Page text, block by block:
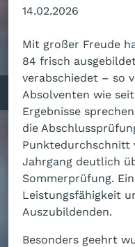
14.02.2026
Mit großer Freude
84 frisch
verabschiedet – so
Absolventen wie
Ergebnisse
die
Punktedurchschnitt
Jahrgang deutlich
Sommerprüfung.
Leistungsfähigkeit
Auszubildenden.
Besonders geehrt